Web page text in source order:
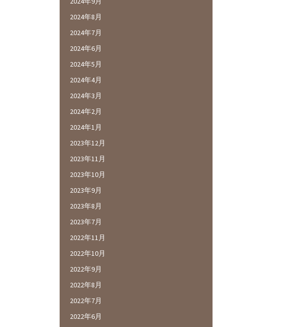
2024年8月
2024年7月
2024年6月
2024年5月
2024年4月
2024年3月
2024年2月
2024年1月
2023年12月
2023年11月
2023年10月
2023年9月
2023年8月
2023年7月
2022年11月
2022年10月
2022年9月
2022年8月
2022年7月
2022年6月